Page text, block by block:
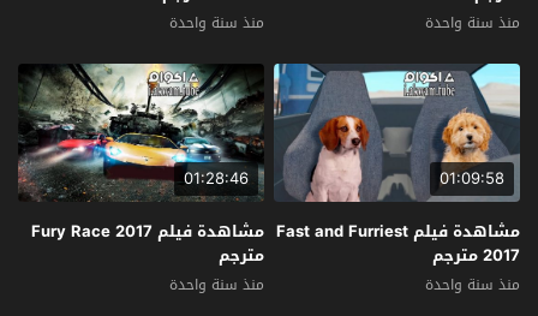
منذ سنة واحدة منذ سنة واحدة
01:09:58
مشاهدة فيلم Fast and Furriest
2017 مترجم
منذ سنة واحدة
01:28:46
مشاهدة فيلم Fury Race 2017
مترجم
منذ سنة واحدة